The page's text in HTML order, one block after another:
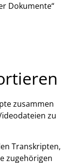
Dokumente“
zusammen
zu
Transkripten,
zugehörigen